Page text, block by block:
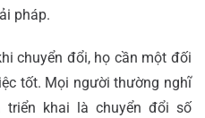
pháp.
chuyển đổi, họ cần một đối
tốt. Mọi người thường nghĩ
triển khai là chuyển đổi số